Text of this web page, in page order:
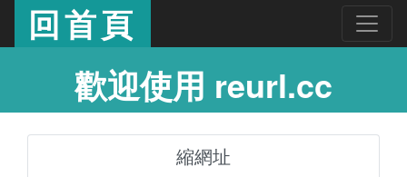
回首頁
歡迎使用 reurl.cc
縮網址